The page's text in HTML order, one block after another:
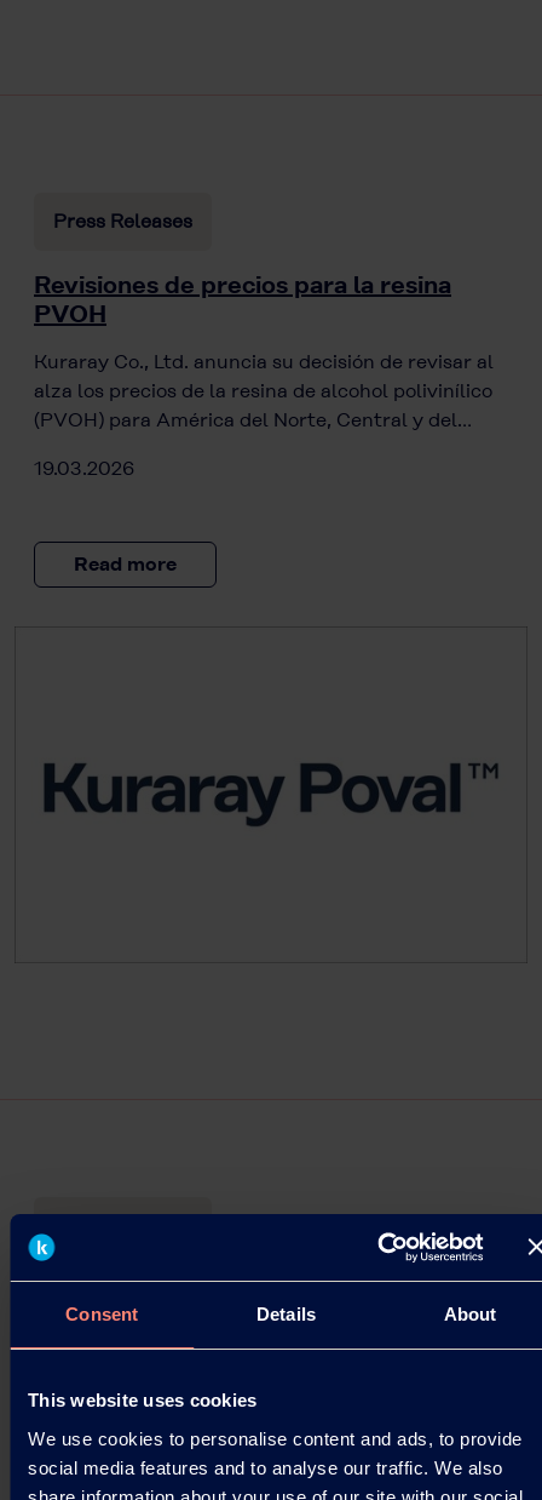
Consent Details About
This website uses cookies
We use cookies to personalise content and ads, to provide
social media features and to analyse our traffic. We also
Press Releases
Revisiones de precios para la resina
PVOH
Kuraray Co., Ltd. anuncia su decisión de revisar al
alza los precios de la resina de alcohol polivinílico
(PVOH) para América del Norte, Central y del…
19.03.2026
Read more
Revisión de precios para resinas PVOH
Polivinílico (PVOH). A continuación se detallan
10.03.2026